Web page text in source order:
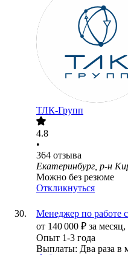
ТЛК-Групп
4.8
•
364 отзыва
Екатеринбург, р-н
Можно без резюме
Откликнуться
Менеджер по работе
от 140 000 ₽ за месяц,
Опыт 1-3 года
Выплаты: Два раза в